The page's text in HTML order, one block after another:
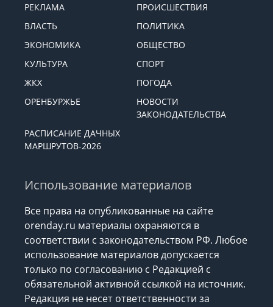
РЕКЛАМА
ПРОИСШЕСТВИЯ
ВЛАСТЬ
ПОЛИТИКА
ЭКОНОМИКА
ОБЩЕСТВО
КУЛЬТУРА
СПОРТ
ЖКХ
ПОГОДА
ОРЕНБУРЖЬЕ
НОВОСТИ
ЗАКОНОДАТЕЛЬСТВА
РАСПИСАНИЕ ДАЧНЫХ
МАРШРУТОВ-2026
Использование материалов
Все права на опубликованные на сайте
orenday.ru материалы охраняются в
соответствии с законодательством РФ. Любое
использование материалов допускается
только по согласованию с Редакцией с
обязательной активной ссылкой на источник.
Редакция не несет ответственности за